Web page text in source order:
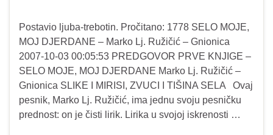
Postavio ljuba-trebotin. Pročitano: 1778 SELO MOJE,
MOJ DJERDANE – Marko Lj. Ružičić – Gnionica
2007-10-03 00:05:53 PREDGOVOR PRVE KNJIGE –
SELO MOJE, MOJ DJERDANE Marko Lj. Ružičić –
Gnionica SLIKE I MIRISI, ZVUCI I TIŠINA SELA Ovaj
pesnik, Marko Lj. Ružičić, ima jednu svoju pesničku
prednost: on je čisti lirik. Lirika u svojoj iskrenosti …